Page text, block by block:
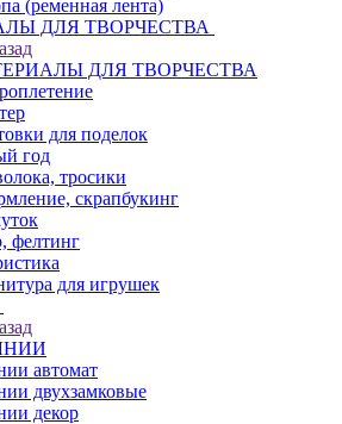
(ременная лента)
ДЛЯ ТВОРЧЕСТВА
ДЛЯ ТВОРЧЕСТВА
для поделок
год
тросики
скрапбукинг
фелтинг
для игрушек
автомат
двухзамковые
декор